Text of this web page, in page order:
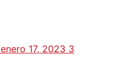
enero 17, 2023 3